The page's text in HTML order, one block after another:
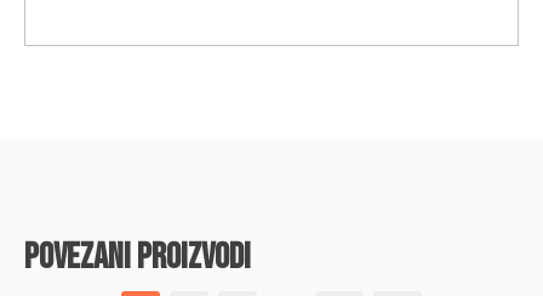
povezani proizvodi